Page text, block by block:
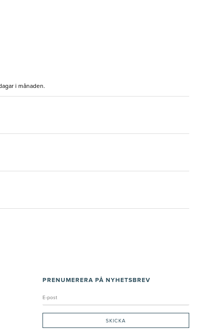
i månaden.
PRENUMERERA PÅ NYHETSBREV